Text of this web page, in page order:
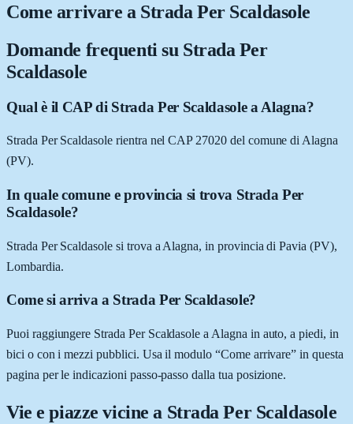
Come arrivare a Strada Per Scaldasole
Domande frequenti su Strada Per
Scaldasole
Qual è il CAP di Strada Per Scaldasole a Alagna?
Strada Per Scaldasole rientra nel CAP 27020 del comune di Alagna
(PV).
In quale comune e provincia si trova Strada Per
Scaldasole?
Strada Per Scaldasole si trova a Alagna, in provincia di Pavia (PV),
Lombardia.
Come si arriva a Strada Per Scaldasole?
Puoi raggiungere Strada Per Scaldasole a Alagna in auto, a piedi, in
bici o con i mezzi pubblici. Usa il modulo “Come arrivare” in questa
pagina per le indicazioni passo-passo dalla tua posizione.
Vie e piazze vicine a Strada Per Scaldasole